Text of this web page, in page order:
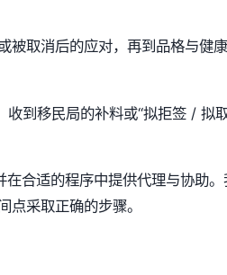
被取消后的应对，再到品格与健
到移民局的补料或“拟拒签 / 拟
合适的程序中提供代理与协助
采取正确的步骤。